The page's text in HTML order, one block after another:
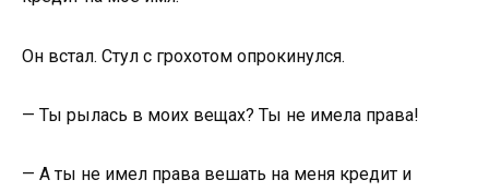
Он встал. Стул с грохотом опрокинулся.
— Ты рылась в моих вещах? Ты не имела права!
— А ты не имел права вешать на меня кредит и